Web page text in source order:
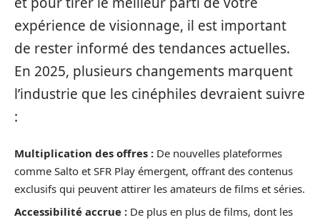
expérience de visionnage, il est important
de rester informé des tendances actuelles.
En 2025, plusieurs changements marquent
l’industrie que les cinéphiles devraient suivre
:
Multiplication des offres : De nouvelles plateformes
comme Salto et SFR Play émergent, offrant des contenus
exclusifs qui peuvent attirer les amateurs de films et séries.
Accessibilité accrue : De plus en plus de films, dont les